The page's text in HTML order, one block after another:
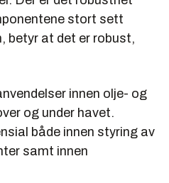
stort sett
betyr at det er robust,
innen olje- og
og under havet.
både innen styring av
samt innen